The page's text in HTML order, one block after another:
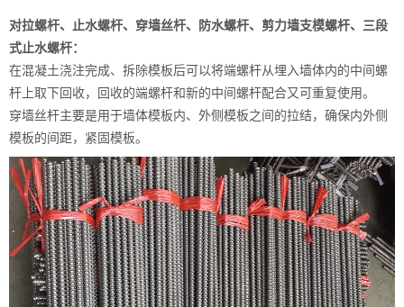
对拉螺杆、止水螺杆、穿墙丝杆、防水螺杆、剪力墙支模螺杆、三段
式止水螺杆：
在混凝土浇注完成、拆除模板后可以将端螺杆从埋入墙体内的中间螺
杆上取下回收，回收的端螺杆和新的中间螺杆配合又可重复使用。
穿墙丝杆主要是用于墙体模板内、外侧模板之间的拉结，确保内外侧
模板的间距，紧固模板。